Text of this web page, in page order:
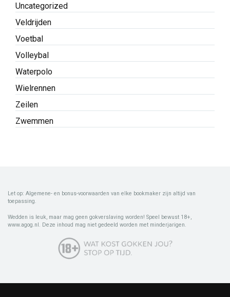
Uncategorized
Veldrijden
Voetbal
Volleybal
Waterpolo
Wielrennen
Zeilen
Zwemmen
Let op: Algemene- en bonus-voorwaarden van elke bookmaker zijn altijd van
toepassing.
Wedden is leuk, maar mag geen gokverslaving worden! Speel bewust 18+,
www.agog.nl. Deze inhoud mag niet gedeeld worden met minderjarigen.